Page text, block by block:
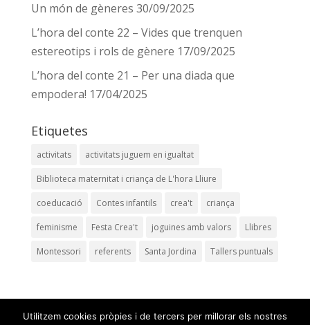
Un món de gèneres 30/09/2025
L’hora del conte 22 – Vides que trenquen
estereotips i rols de gènere 17/09/2025
L’hora del conte 21 – Per una diada que
empodera! 17/04/2025
Etiquetes
activitats activitats juguem en igualtat
Biblioteca maternitat i criança de L'hora Lliure
coeducació Contes infantils crea't criança
feminisme Festa Crea't joguines amb valors Llibres
Montessori referents Santa Jordina Tallers puntuals
Utilitzem cookies pròpies i de tercers per millorar els nostres